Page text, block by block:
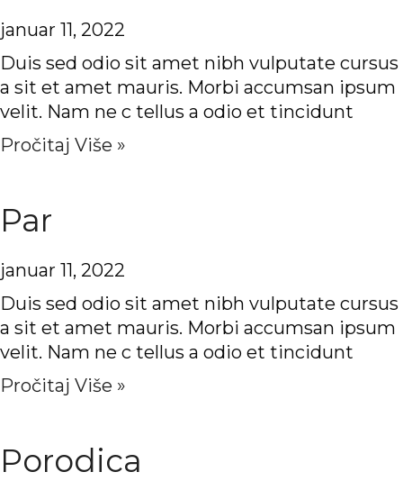
januar 11, 2022
Duis sed odio sit amet nibh vulputate cursus
a sit et amet mauris. Morbi accumsan ipsum
velit. Nam ne c tellus a odio et tincidunt
Pročitaj Više »
Par
januar 11, 2022
Duis sed odio sit amet nibh vulputate cursus
a sit et amet mauris. Morbi accumsan ipsum
velit. Nam ne c tellus a odio et tincidunt
Pročitaj Više »
Porodica